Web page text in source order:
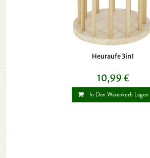
Heuraufe 3in1
10,99 €
In Den Warenkorb Legen